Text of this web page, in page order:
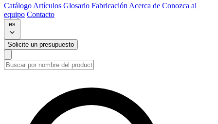
Catálogo Artículos Glosario Fabricación Acerca de Conozca al
equipo Contacto
es
Solicite un presupuesto